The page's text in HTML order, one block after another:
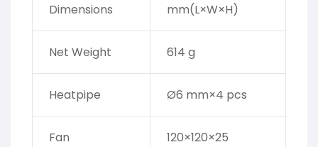
Dimensions
mm(L×W×H)
Net Weight 614 g
Heatpipe Ø6 mm×4 pcs
Fan
120×120×25